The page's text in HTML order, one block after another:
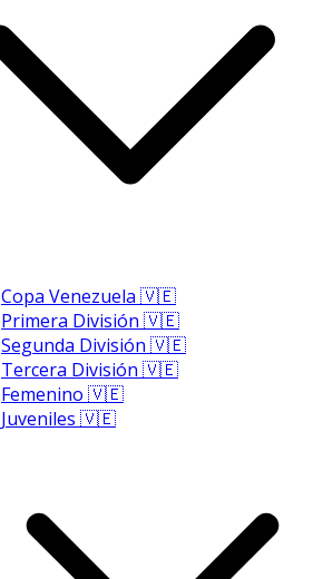
Copa Venezuela 🇻🇪
Primera División 🇻🇪
Segunda División 🇻🇪
Tercera División 🇻🇪
Femenino 🇻🇪
Juveniles 🇻🇪